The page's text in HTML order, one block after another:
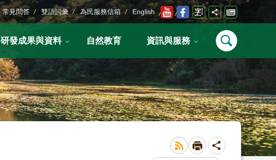
常見問答 雙語詞彙 為民服務信箱 English
研發成果與資料 自然教育 資訊與服務